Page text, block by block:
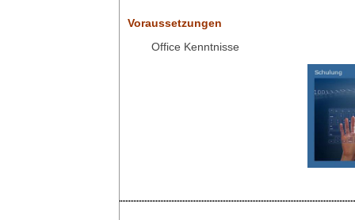
Voraussetzungen
Office Kenntnisse